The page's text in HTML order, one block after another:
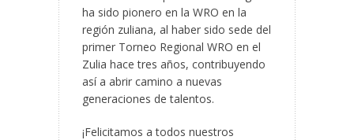
ha sido pionero en la WRO en la
región zuliana, al haber sido sede del
primer Torneo Regional WRO en el
Zulia hace tres años, contribuyendo
así a abrir camino a nuevas
generaciones de talentos.
¡Felicitamos a todos nuestros